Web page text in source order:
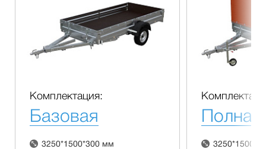
Комплектация:
Базовая
3250*1500*300 мм
Полная